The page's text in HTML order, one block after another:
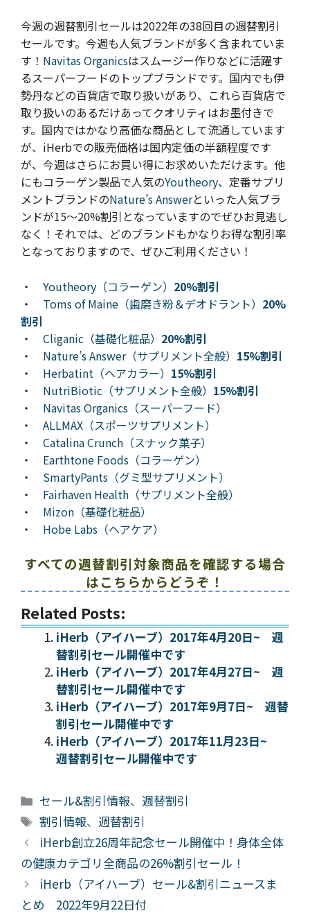
今週の週替割引セールは2022年の38回目の週替割引
セールです。 今週も人気ブランドが多く含まれていま
す！ Navitas Organicsはスムージー作りなどに活躍す
るスーパーフードのトップブランドです。国内でも伊
勢丹などの百貨店で取り扱いがあり、これら百貨店で
取り扱いのあるだけあってクオリティはお墨付きで
す。国内ではかなり高価な商品として流通しています
が、iHerbでの販売価格は国内定価の半額程度です
が、今週はさらにお買い得にお求めいただけます。他
にもコラーゲン製品で人気のYoutheory、定番サプリ
メントブランドのNature’s Answerといった人気ブラ
ンドが15～20%割引となっていますのでぜひお見逃し
なく！それでは、どのブランドもかなりお得な割引率
となっておりますので、ぜひご利用ください！
・ Youtheory（コラーゲン） 20%割引
・ Toms of Maine（歯磨き粉＆デオドラント） 20%
割引
・ Cliganic（基礎化粧品） 20%割引
・ Nature’s Answer（サプリメント全般） 15%割引
・ Herbatint（ヘアカラー） 15%割引
・ NutriBiotic（サプリメント全般） 15%割引
・ Navitas Organics（スーパーフード）
・ ALLMAX（スポーツサプリメント）
・ Catalina Crunch（スナック菓子）
・ Earthtone Foods（コラーゲン）
・ SmartyPants（グミ型サプリメント）
・ Fairhaven Health（サプリメント全般）
・ Mizon（基礎化粧品）
・ Hobe Labs（ヘアケア）
すべての週替割引対象商品を確認する場合
はこちらからどうぞ！
Related Posts:
iHerb（アイハーブ）2017年4月20日~ 週
替割引セール開催中です
iHerb（アイハーブ）2017年4月27日~ 週
替割引セール開催中です
iHerb（アイハーブ）2017年9月7日~ 週替
割引セール開催中です
iHerb（アイハーブ）2017年11月23日~
週替割引セール開催中です
カ
テ
ゴ
リ
ー
セール&割引情報、週替割引
タ
グ
割引情報、週替割引
iHerb創立26周年記念セール開催中！身体全体
の健康カテゴリ全商品の26%割引セール！
iHerb（アイハーブ）セール&割引ニュースま
とめ 2022年9月22日付